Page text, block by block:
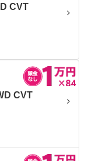
CVT
CVT